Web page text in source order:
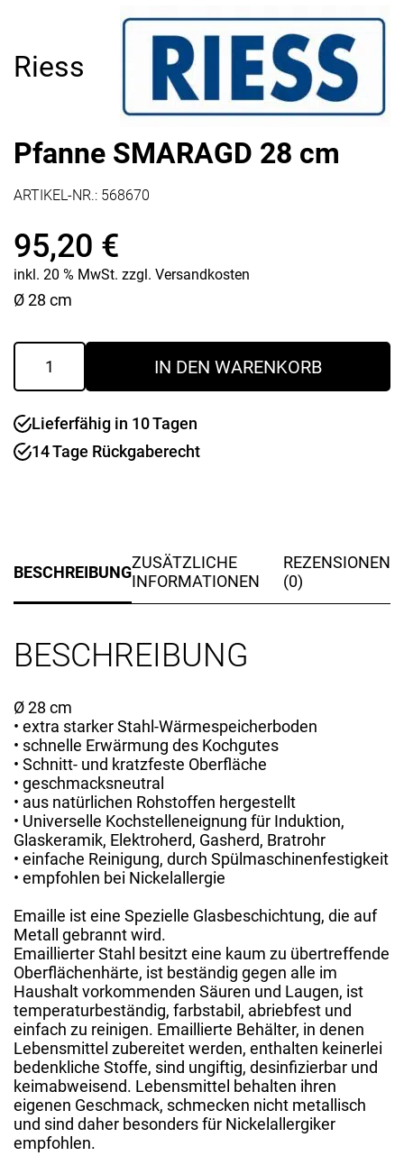
Riess
Pfanne SMARAGD 28 cm
ARTIKEL-NR.: 568670
95,20 €
inkl. 20 % MwSt. zzgl. Versandkosten
Ø 28 cm
Pfanne
SMARAGD
28
Menge
IN DEN WARENKORB
Lieferfähig in 10 Tagen
14 Tage Rückgaberecht
BESCHREIBUNGZUSÄTZLICHE
INFORMATIONEN
REZENSIONEN
(0)
BESCHREIBUNG
Ø 28 cm
• extra starker Stahl-Wärmespeicherboden
• schnelle Erwärmung des Kochgutes
• Schnitt- und kratzfeste Oberfläche
• geschmacksneutral
• aus natürlichen Rohstoffen hergestellt
• Universelle Kochstelleneignung für Induktion,
Glaskeramik, Elektroherd, Gasherd, Bratrohr
• einfache Reinigung, durch Spülmaschinenfestigkeit
• empfohlen bei Nickelallergie
Emaille ist eine Spezielle Glasbeschichtung, die auf
Metall gebrannt wird.
Emaillierter Stahl besitzt eine kaum zu übertreffende
Oberflächenhärte, ist beständig gegen alle im
Haushalt vorkommenden Säuren und Laugen, ist
temperaturbeständig, farbstabil, abriebfest und
einfach zu reinigen. Emaillierte Behälter, in denen
Lebensmittel zubereitet werden, enthalten keinerlei
bedenkliche Stoffe, sind ungiftig, desinfizierbar und
keimabweisend. Lebensmittel behalten ihren
eigenen Geschmack, schmecken nicht metallisch
und sind daher besonders für Nickelallergiker
empfohlen.